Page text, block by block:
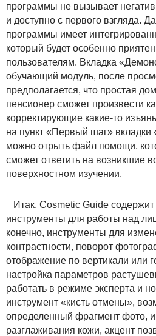
программы не вызывает
и доступно с первого взгляда.
программы имеет
который будет особенно
пользователям. Вкладка
обучающий модуль, после
предполагается, что простая
пенсионер сможет произвести
корректирующие какие-то
на пункт «Первый шаг» вкладки
можно отрыть файл помощи,
сможет ответить на возникшие
поверхностном изучении.
Итак, Cosmetic Guide
инструменты для работы над
конечно, инструменты для
контрастности, поворот
отображение по вертикали или
настройка параметров
работать в режиме эксперта и
инструмент «кисть отмены»,
определенный фрагмент фото,
разглаживания кожи, акцент